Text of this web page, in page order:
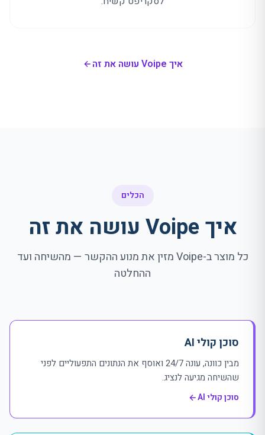
איך Voipe עושה את זה
הכלים
איך Voipe עושה את זה
כל מוצר ב-Voipe מזין את מנוע ההקשר — מהשיחה ועד
ההחלטה
סוכן קולי AI
מבין כוונה, עונה 24/7 ואוסף את הנתונים התפעוליים לפני
שהשיחה מגיעה לנציג.
סוכן קולי AI